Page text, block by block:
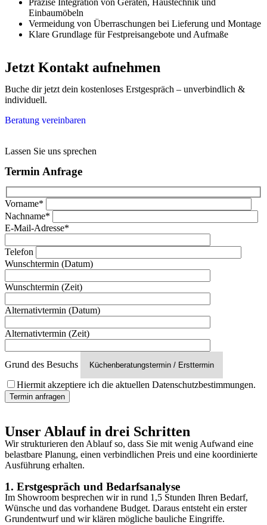
Einbaumöbeln
Vermeidung von Überraschungen bei Lieferung und Montage
Klare Grundlage für Festpreisangebote und Aufmaße
Jetzt Kontakt aufnehmen
Buche dir jetzt dein kostenloses Erstgespräch – unverbindlich &
individuell.
Beratung vereinbaren
Lassen Sie uns sprechen
Termin Anfrage
Vorname*
Nachname*
E-Mail-Adresse*
Telefon
Wunschtermin (Datum)
Wunschtermin (Zeit)
Alternativtermin (Datum)
Alternativtermin (Zeit)
Grund des Besuchs
Hiermit akzeptiere ich die aktuellen Datenschutzbestimmungen.
Unser Ablauf in drei Schritten
Wir strukturieren den Ablauf so, dass Sie mit wenig Aufwand eine
belastbare Planung, einen verbindlichen Preis und eine koordinierte
Ausführung erhalten.
1. Erstgespräch und Bedarfsanalyse
Im Showroom besprechen wir in rund 1,5 Stunden Ihren Bedarf,
Wünsche und das vorhandene Budget. Daraus entsteht ein erster
Grundentwurf und wir klären mögliche bauliche Eingriffe.